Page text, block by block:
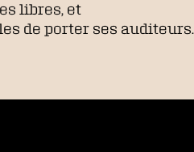
libres, et
de porter ses auditeurs.